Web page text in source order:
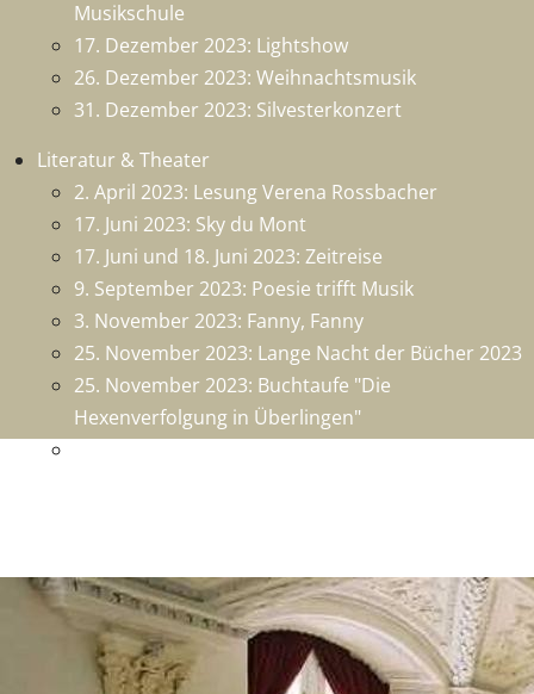
Musikschule
17. Dezember 2023: Lightshow
26. Dezember 2023: Weihnachtsmusik
31. Dezember 2023: Silvesterkonzert
Literatur & Theater
2. April 2023: Lesung Verena Rossbacher
17. Juni 2023: Sky du Mont
17. Juni und 18. Juni 2023: Zeitreise
9. September 2023: Poesie trifft Musik
3. November 2023: Fanny, Fanny
25. November 2023: Lange Nacht der Bücher 2023
25. November 2023: Buchtaufe "Die
Hexenverfolgung in Überlingen"